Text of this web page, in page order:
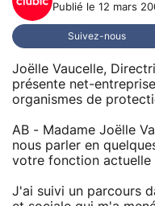
Publié le 12 mars
Suivez-nous
Joëlle Vaucelle,
présente net-
organismes de
AB - Madame Joëlle
nous parler en
votre fonction actuelle
J'ai suivi un parcours